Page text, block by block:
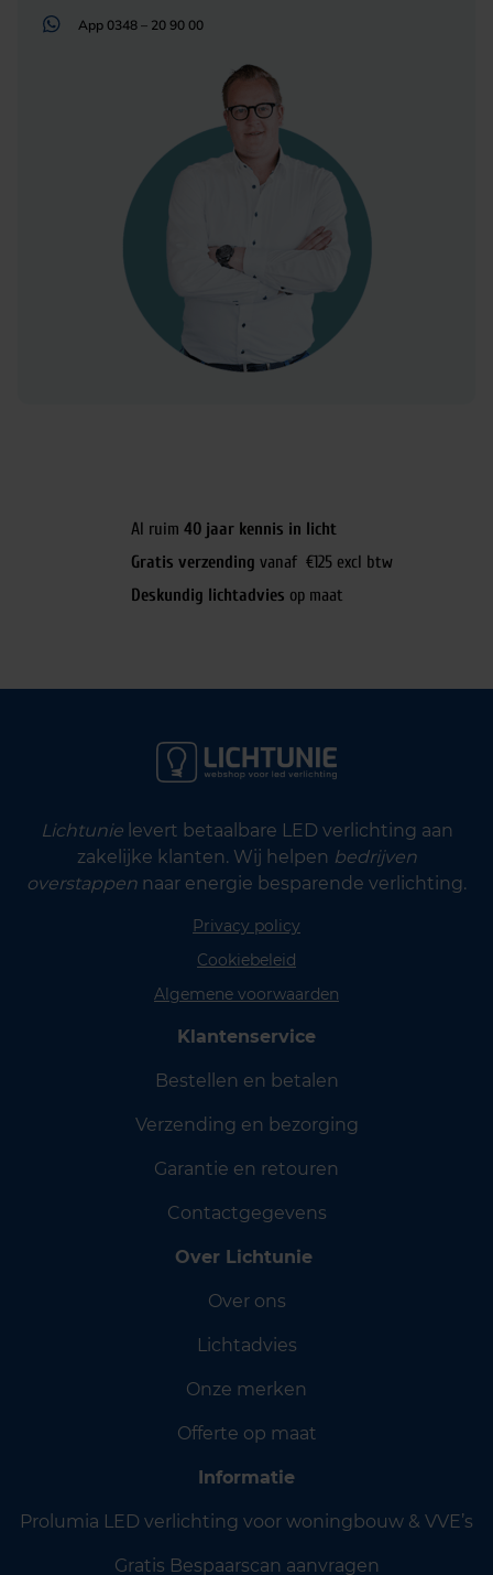
App 0348 – 20 90 00
Al ruim 40 jaar kennis in licht
Gratis verzending vanaf €125 excl btw
Deskundig lichtadvies op maat
Lichtunielevert betaalbare LED verlichting aan
zakelijke klanten. Wij helpen bedrijven
overstappen naar energie besparende verlichting.
Privacy policy
Cookiebeleid
Algemene voorwaarden
Klantenservice
Bestellen en betalen
Verzending en bezorging
Garantie en retouren
Contactgegevens
Over Lichtunie
Over ons
Lichtadvies
Onze merken
Offerte op maat
Informatie
Prolumia LED verlichting voor woningbouw & VVE’s
Gratis Bespaarscan aanvragen